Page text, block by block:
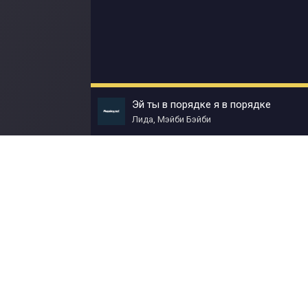
Эй ты в порядке я в порядке
Лида, Мэйби Бэйби